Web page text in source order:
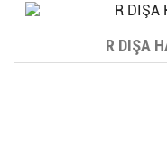
R DIŞA